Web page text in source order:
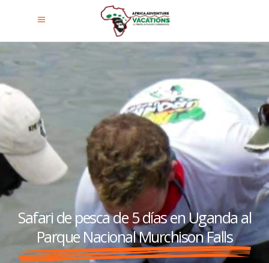
Safari de pesca de 5 días en Uganda al
Parque Nacional Murchison Falls